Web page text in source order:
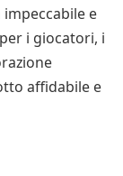
e
i giocatori, i
affidabile e